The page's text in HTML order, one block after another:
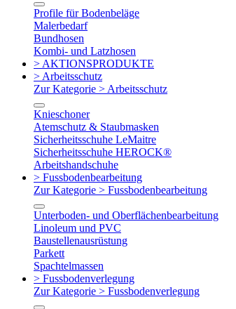
Profile für Bodenbeläge
Malerbedarf
Bundhosen
Kombi- und Latzhosen
> AKTIONSPRODUKTE
> Arbeitsschutz
Zur Kategorie > Arbeitsschutz
Knieschoner
Atemschutz & Staubmasken
Sicherheitsschuhe LeMaitre
Sicherheitsschuhe HEROCK®
Arbeitshandschuhe
> Fussbodenbearbeitung
Zur Kategorie > Fussbodenbearbeitung
Unterboden- und Oberflächenbearbeitung
Linoleum und PVC
Baustellenausrüstung
Parkett
Spachtelmassen
> Fussbodenverlegung
Zur Kategorie > Fussbodenverlegung